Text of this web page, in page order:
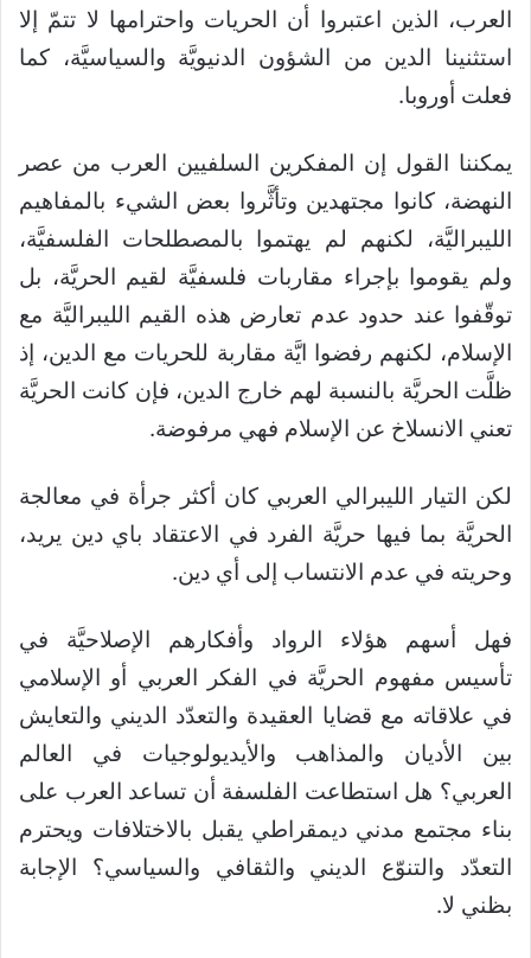
العرب، الذين اعتبروا أن الحريات واحترامها لا تتمّ إلا
استثنينا الدين من الشؤون الدنيويَّة والسياسيَّة، كما
فعلت أوروبا.
يمكننا القول إن المفكرين السلفيين العرب من عصر
النهضة، كانوا مجتهدين وتأثَّروا بعض الشيء بالمفاهيم
الليبراليَّة، لكنهم لم يهتموا بالمصطلحات الفلسفيَّة،
ولم يقوموا بإجراء مقاربات فلسفيَّة لقيم الحريَّة، بل
توقّفوا عند حدود عدم تعارض هذه القيم الليبراليَّة مع
الإسلام، لكنهم رفضوا ايَّة مقاربة للحريات مع الدين، إذ
ظلَّت الحريَّة بالنسبة لهم خارج الدين، فإن كانت الحريَّة
تعني الانسلاخ عن الإسلام فهي مرفوضة.
لكن التيار الليبرالي العربي كان أكثر جرأة في معالجة
الحريَّة بما فيها حريَّة الفرد في الاعتقاد باي دين يريد،
وحريته في عدم الانتساب إلى أي دين.
فهل أسهم هؤلاء الرواد وأفكارهم الإصلاحيَّة في
تأسيس مفهوم الحريَّة في الفكر العربي أو الإسلامي
في علاقاته مع قضايا العقيدة والتعدّد الديني والتعايش
بين الأديان والمذاهب والأيديولوجيات في العالم
العربي؟ هل استطاعت الفلسفة أن تساعد العرب على
بناء مجتمع مدني ديمقراطي يقبل بالاختلافات ويحترم
التعدّد والتنوّع الديني والثقافي والسياسي؟ الإجابة
بظني لا.